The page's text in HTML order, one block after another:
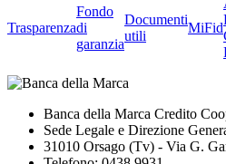
Trasparenza
Fondo
di
garanzia
Documenti
utili
MiFid
Banca della Marca Credito
Sede Legale e Direzione
31010 Orsago (Tv) - Via G.